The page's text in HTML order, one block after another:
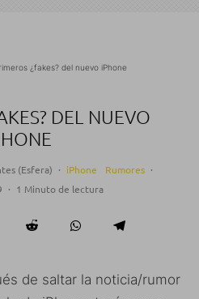
¿fakes? del nuevo iPhone
DEL NUEVO
(Esfera) · iPhone Rumores ·
· 1 Minuto de lectura
de saltar la noticia/rumor